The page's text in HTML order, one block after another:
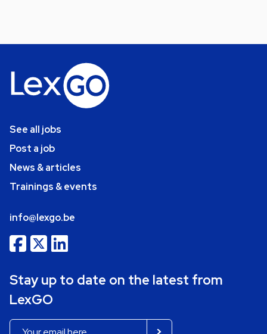
See all jobs
Post a job
News & articles
Trainings & events
info@lexgo.be
Stay up to date on the latest from
LexGO